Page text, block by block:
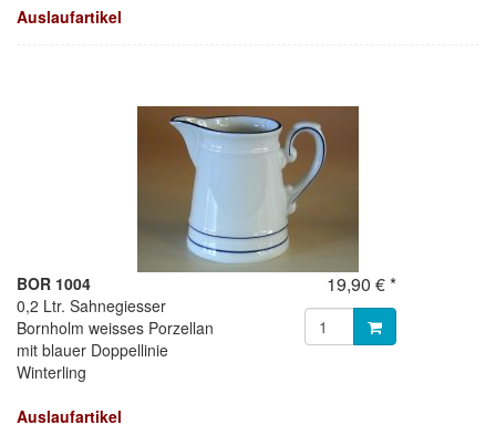
Auslaufartikel
BOR 1004
0,2 Ltr. Sahnegiesser
Bornholm weisses Porzellan
mit blauer Doppellinie
Winterling
Auslaufartikel
19,90 € *